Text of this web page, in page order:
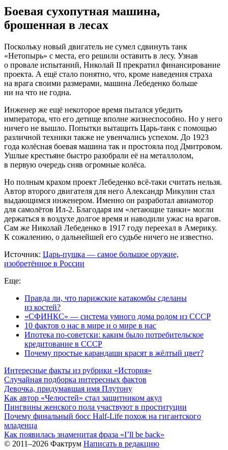
Боевая сухопутная машина,
брошенная в лесах
Поскольку новый двигатель не сумел сдвинуть танк
«Нетопырь» с места, его решили оставить в лесу. Узнав
о провале испытаний, Николай II прекратил финансирование
проекта. А ещё стало понятно, что, кроме наведения страха
на врага своими размерами, машина Лебеденко больше
ни на что не годна.
Инженер же ещё некоторое время пытался убедить
императора, что его детище вполне жизнеспособно. Но у него
ничего не вышло. Попытки вытащить Царь-танк с помощью
различной техники также не увенчались успехом. До 1923
года колёсная боевая машина так и простояла под Дмитровом.
Ушлые крестьяне быстро разобрали её на металлолом,
в первую очередь сняв огромные колёса.
Но полным крахом проект Лебеденко всё-таки считать нельзя.
Автор второго двигателя для него Александр Микулин стал
выдающимся инженером. Именно он разработал авиамотор
для самолётов Ил-2. Благодаря им «летающие танки» могли
держаться в воздухе долгое время и наводили ужас на врагов.
Сам же Николай Лебеденко в 1917 году переехал в Америку.
К сожалению, о дальнейшей его судьбе ничего не известно.
Источник: Царь-пушка — самое большое оружие,
изобретённое в России
Еще:
Правда ли, что парижские катакомбы сделаны
из костей?
«СФИНКС» — система умного дома родом из СССР
10 фактов о нас в мире и о мире в нас
Ипотека по-советски: каким было потребительское
кредитование в СССР
Почему простые карандаши красят в жёлтый цвет?
Интересные факты из рубрики «История»
Случайная подборка интересных фактов
Девочка, придумавшая имя Плутону
Как автор «Челюстей» стал защитником акул
Пингвины женского пола участвуют в проституции
Почему финальный босс Half-Life похож на гигантского
младенца
Как появилась знаменитая фраза «I’ll be back»
© 2011–2026 Фактрум Написать в редакцию